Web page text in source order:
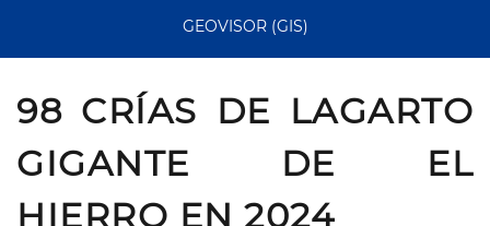
GEOVISOR (GIS)
98 CRÍAS DE LAGARTO
GIGANTE DE EL
HIERRO EN 2024